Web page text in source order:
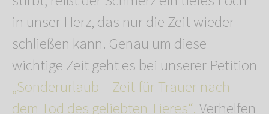
in unser Herz, das nur die Zeit wieder
schließen kann. Genau um diese
wichtige Zeit geht es bei unserer Petition
„Sonderurlaub – Zeit für Trauer nach
dem Tod des geliebten Tieres“.Verhelfen